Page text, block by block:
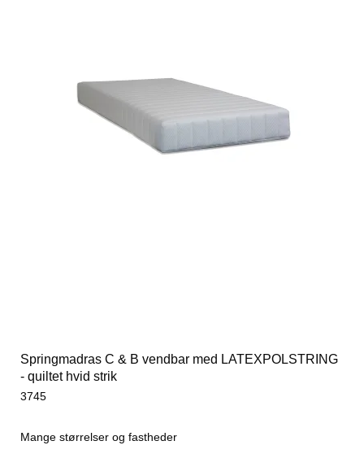
Springmadras C & B vendbar med LATEXPOLSTRING
- quiltet hvid strik
3745
Mange størrelser og fastheder